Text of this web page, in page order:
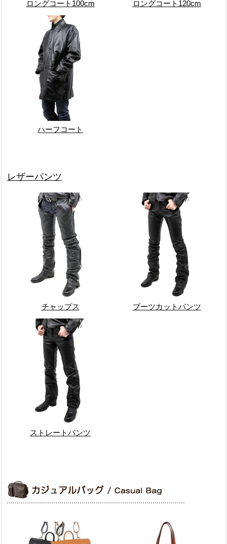
ロングコート100cm ロングコート120cm
ハーフコート
レザーパンツ
チャップス ブーツカットパンツ
ストレートパンツ